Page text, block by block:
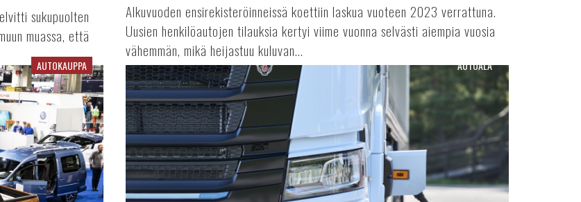
sukupuolten
muassa, että
Alkuvuoden ensirekisteröinneissä koettiin laskua vuoteen 2023 verrattuna.
Uusien henkilöautojen tilauksia kertyi viime vuonna selvästi aiempia vuosia
vähemmän, mikä heijastuu kuluvan...
AUTOKAUPPA
Terästä
sähkörekoilla
AUTOALA